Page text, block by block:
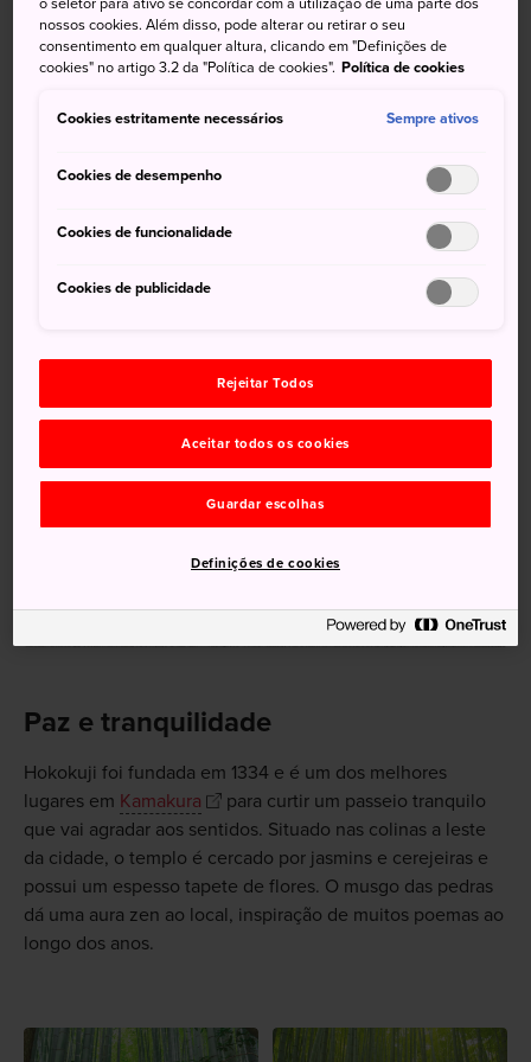
Relaxe e revigore-se na luz manchada que fica perto
deste templo Zen.
Kamakura. Na Estação JR Kamakura pegue um ônibus até
uma curta caminhada de lá.
Paz e tranquilidade
Hokokuji foi fundada em 1334 e é um dos melhores
lugares em Kamakura
para curtir um passeio tranquilo
que vai agradar aos sentidos. Situado nas colinas a leste
da cidade, o templo é cercado por jasmins e cerejeiras e
possui um espesso tapete de flores. O musgo das pedras
dá uma aura zen ao local, inspiração de muitos poemas ao
longo dos anos.
o seletor para ativo se concordar com a utilização de uma parte dos
nossos cookies. Além disso, pode alterar ou retirar o seu
consentimento em qualquer altura, clicando em "Definições de
cookies" no artigo 3.2 da "Política de cookies". Política de cookies
Cookies estritamente necessários Sempre ativos
Cookies de desempenho
Cookies de funcionalidade
Cookies de publicidade
Rejeitar Todos
Aceitar todos os cookies
Guardar escolhas
Definições de cookies